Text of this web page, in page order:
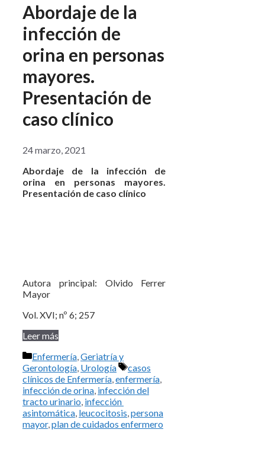
Abordaje de la
infección de
orina en personas
mayores.
Presentación de
caso clínico
24 marzo, 2021
Abordaje de la infección de
orina en personas mayores.
Presentación de caso clínico
Autora principal: Olvido Ferrer
Mayor
Vol. XVI; nº 6; 257
Leer más
Categorías
Enfermería,Geriatría y
Gerontología, Urología Etiquetas
casos
clínicos de Enfermería,enfermería,
infección de orina, infección del
tracto urinario, infección
asintomática, leucocitosis,persona
mayor,plan de cuidados enfermero